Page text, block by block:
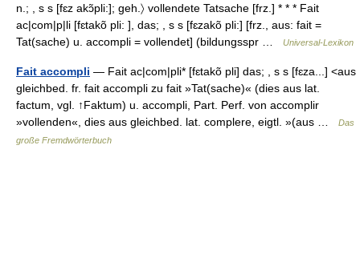
n.; , s s [fɛz akɔ̃pli:]; geh.〉 vollendete Tatsache [frz.] * * * Fait
ac|com|p|li [fɛtakõ pli: ], das; , s s [fɛzakõ pli:] [frz., aus: fait =
Tat(sache) u. accompli = vollendet] (bildungsspr …
Universal-Lexikon
Fait accompli — Fait ac|com|pli* [fɛtakõ pli] das; , s s [fɛza...] <aus
gleichbed. fr. fait accompli zu fait »Tat(sache)« (dies aus lat.
factum, vgl. ↑Faktum) u. accompli, Part. Perf. von accomplir
»vollenden«, dies aus gleichbed. lat. complere, eigtl. »(aus …
Das
große Fremdwörterbuch